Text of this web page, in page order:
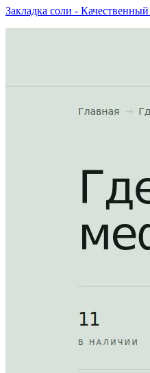
Закладка соли -